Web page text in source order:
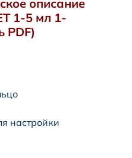
описание
1-5 мл 1-
PDF)
настройки